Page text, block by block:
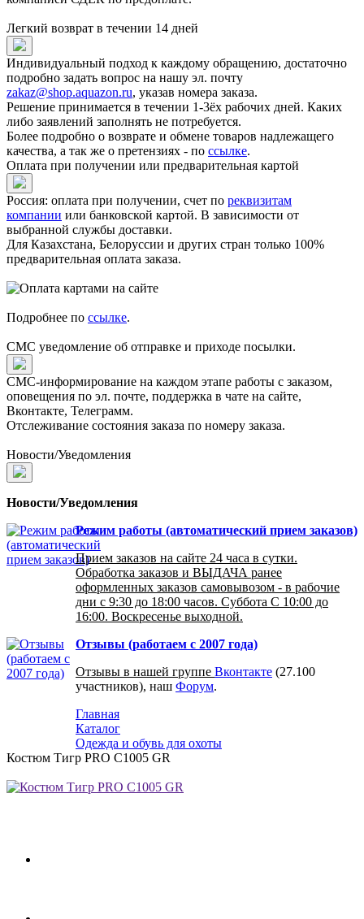
Легкий возврат в течении 14 дней
Индивидуальный подход к каждому обращению, достаточно
подробно задать вопрос на нашу эл. почту
zakaz@shop.aquazon.ru, указав номера заказа.
Решение принимается в течении 1-3ёх рабочих дней. Каких
либо заявлений заполнять не потребуется.
Более подробно о возврате и обмене товаров надлежащего
качества, а так же о претензиях - по ссылке.
Оплата при получении или предварительная картой
Россия: оплата при получении, счет по реквизитам
компании или банковской картой. В зависимости от
выбранной службы доставки.
Для Казахстана, Белоруссии и других стран только 100%
предварительная оплата заказа.
Подробнее по ссылке.
СМС уведомление об отправке и приходе посылки.
СМС-информирование на каждом этапе работы с заказом,
оповещения по эл. почте, поддержка в чате на сайте,
Вконтакте, Телеграмм.
Отслеживание состояния заказа по номеру заказа.
Новости/Уведомления
Новости/Уведомления
Режим работы (автоматический прием заказов)
Прием заказов на сайте 24 часа в сутки.
Обработка заказов и ВЫДАЧА ранее
оформленных заказов самовывозом - в рабочие
дни с 9:30 до 18:00 часов. Суббота С 10:00 до
16:00. Воскресенье выходной.
Отзывы (работаем с 2007 года)
Отзывы в нашей группе Вконтакте (27.100
участников), наш Форум.
Главная
Каталог
Одежда и обувь для охоты
Костюм Тигр PRO C1005 GR